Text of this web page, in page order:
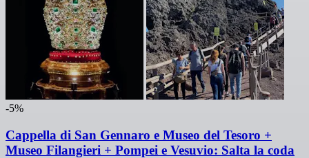
-5%
Cappella di San Gennaro e Museo del Tesoro +
Museo Filangieri + Pompei e Vesuvio: Salta la coda